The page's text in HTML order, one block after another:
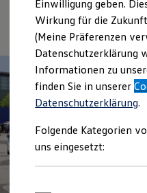
Großkunden
Kommunen
Journalisten
Sportvereine
Branchenlösungen
Bau &
Gewerbliche
Service &
Kurier,
Feuerwehr
ONE Business ID
Einwilligung geben.
Wirkung für die
(Meine Präferenzen
Datenschutzerklärung
Informationen zu
finden Sie in unserer
Datenschutzerklärung.
Folgende Kategorien
uns eingesetzt: